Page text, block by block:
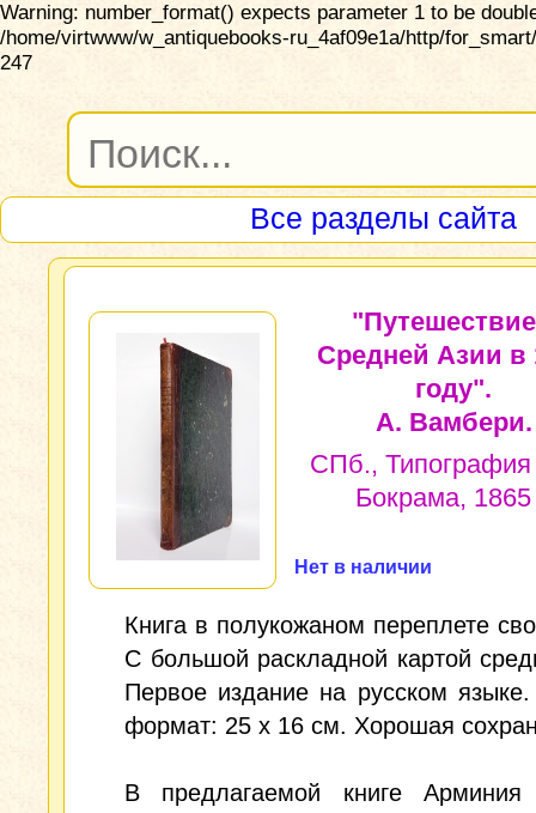
Warning: number_format() expects parameter 1 to be
/home/virtwww/w_antiquebooks-ru_4af09e1a/http/
247
Все разделы сайта
Средней Азии в
году".
А. Вамбери.
СПб.,
Бокрама, 1865
Нет в наличии
Книга в полукожаном переплете
С большой раскладной картой
Первое издание на русском
формат: 25 х 16 см. Хорошая
В предлагаемой книге Арминия